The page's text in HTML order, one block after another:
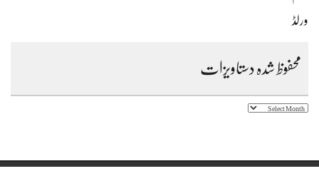
ورلڈ
محفوظ شدہ دستاویزات
محفوظ